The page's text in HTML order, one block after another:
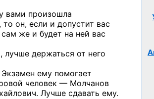
вами произошла
то он, если и допустит вас
же и будет на ней вас
лучше держаться от него
ему помогает
человек — Молчанов
Лучше сдавать ему.